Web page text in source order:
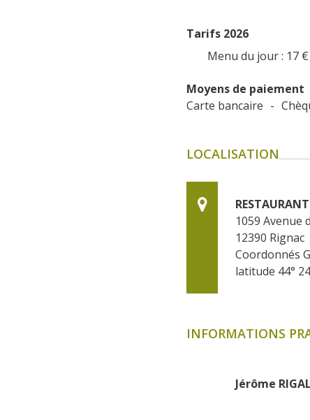
Tarifs 2026
Menu du jour : 17 €
Moyens de paiement
Carte bancaire -
LOCALISATION
1059 Avenue
12390 Rignac
Coordonnés
latitude 44°
INFORMATIONS
Jérôme RIGAL